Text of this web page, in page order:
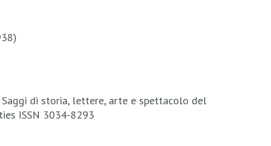
di storia, lettere, arte e spettacolo del
ISSN 3034-8293